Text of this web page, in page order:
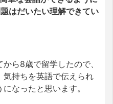
はだいたい理解できてい
ら8歳で留学したので、
気持ちを英語で伝えられ
なったと思います。